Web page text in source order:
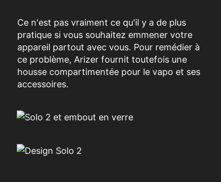
Ce n'est pas vraiment ce qu'il y a de plus
pratique si vous souhaitez emmener votre
appareil partout avec vous. Pour remédier à
ce problème, Arizer fournit toutefois une
housse compartimentée pour le vapo et ses
accessoires.